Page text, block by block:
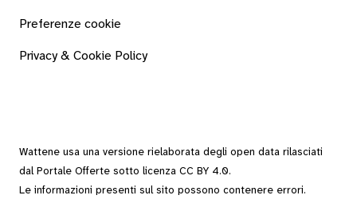
Preferenze cookie
Privacy & Cookie Policy
Wattene usa una versione rielaborata degli open data rilasciati
dal Portale Offerte sotto licenza CC BY 4.0.
Le informazioni presenti sul sito possono contenere errori.